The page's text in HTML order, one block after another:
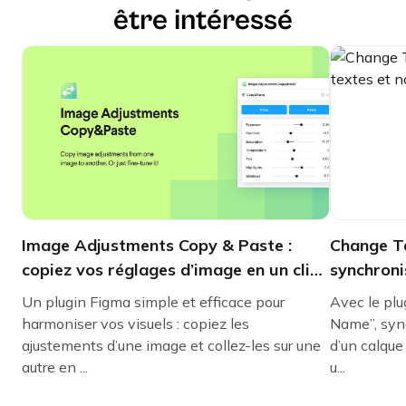
être intéressé
Image Adjustments Copy & Paste :
copiez vos réglages d’image en un clic
sur Figma
Un plugin Figma simple et efficace pour
harmoniser vos visuels : copiez les
ajustements d’une image et collez-les sur une
autre en ...
Change
dans
Avec le
Name”,
d’un
u...